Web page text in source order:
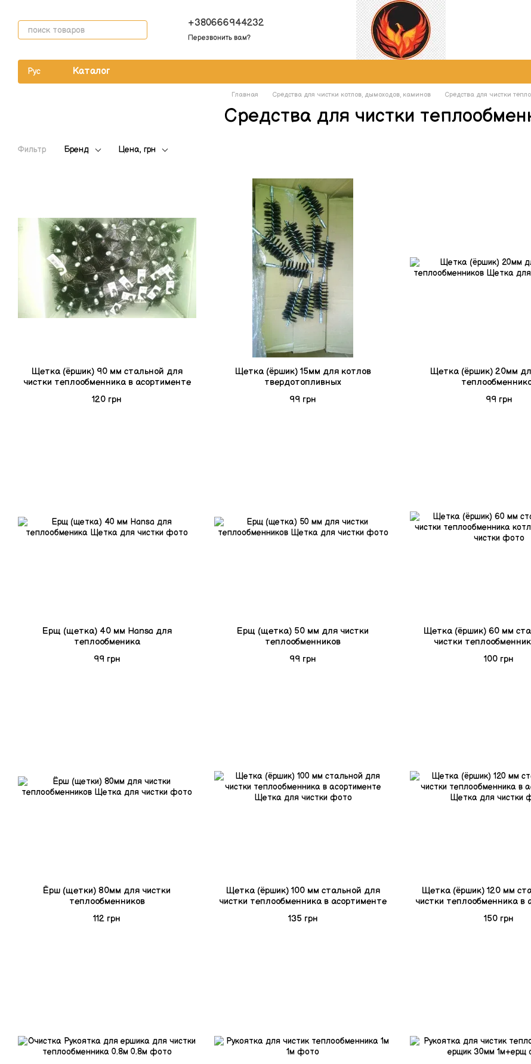
+380666944232
Перезвонить вам?
Рус Каталог
Главная Средства для чистки котлов, дымоходов, каминов Средства для чистки
Средства для чистки
Фильтр Бренд Цена, грн
Щетка (ёршик) 90 мм стальной для
чистки теплообменника в асортименте
120 грн
Щетка (ёршик) 15мм для котлов
твердотопливных
99 грн
Щетка (ёршик) 20мм
99 грн
Ерщ (щетка) 40 мм Hansa для
теплообменика
99 грн
Ерщ (щетка) 50 мм для чистки
теплообменников
99 грн
Щетка (ёршик) 60 мм
чистки
100 грн
Ёрш (щетки) 80мм для чистки
теплообменников
112 грн
Щетка (ёршик) 100 мм стальной для
чистки теплообменника в асортименте
135 грн
Щетка (ёршик) 120 мм
чистки теплообменника в
150 грн